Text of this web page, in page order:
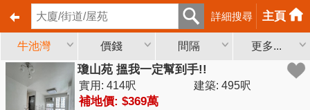
詳細搜尋 主頁
牛池灣 價錢 間隔 更多...
瓊山苑 搵我一定幫到手!!
實用: 414呎 建築: 495呎
補地價: $369萬